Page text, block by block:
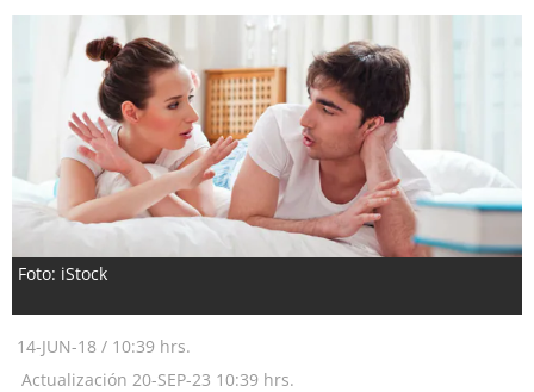
Foto: iStock
14-JUN-18 / 10:39 hrs.
Actualización 20-SEP-23 10:39 hrs.